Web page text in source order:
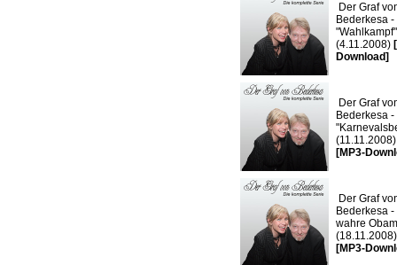
Der Graf
Bederkesa -
"Wahlkampf"
(4.11.2008)
Download]
Der Graf
Bederkesa -
(11.11.2008)
[MP3-
Der Graf
Bederkesa -
wahre
(18.11.2008)
[MP3-